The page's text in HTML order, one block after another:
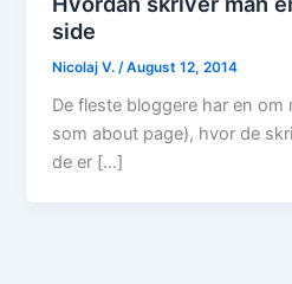
side
Nicolaj V. /August 12, 2014
De fleste bloggere har en
som about page), hvor de
de er […]